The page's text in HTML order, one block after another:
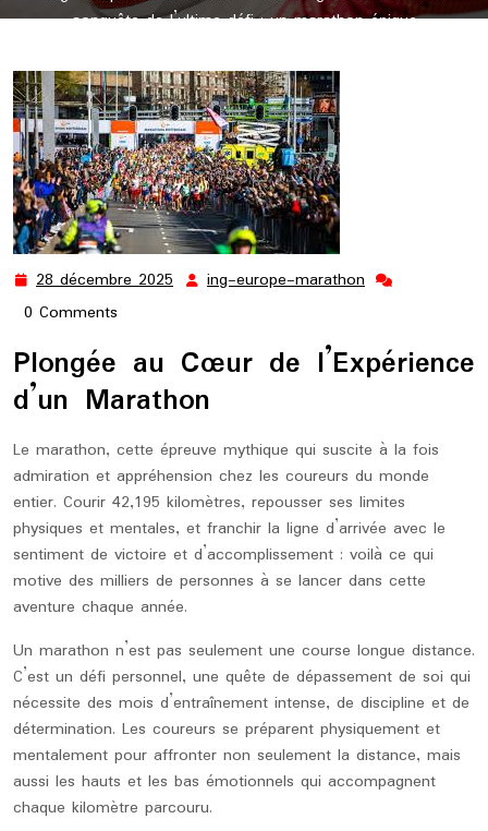
conquête de l’ultime défi : un marathon épique
28 décembre 2025 28 ing-europe-marathon ing-
0 Comments
Plongée au Cœur de l’Expérience
d’un Marathon
Le marathon, cette épreuve mythique qui suscite à la fois
admiration et appréhension chez les coureurs du monde
entier. Courir 42,195 kilomètres, repousser ses limites
physiques et mentales, et franchir la ligne d’arrivée avec le
sentiment de victoire et d’accomplissement : voilà ce qui
motive des milliers de personnes à se lancer dans cette
aventure chaque année.
Un marathon n’est pas seulement une course longue distance.
C’est un défi personnel, une quête de dépassement de soi qui
nécessite des mois d’entraînement intense, de discipline et de
détermination. Les coureurs se préparent physiquement et
mentalement pour affronter non seulement la distance, mais
aussi les hauts et les bas émotionnels qui accompagnent
chaque kilomètre parcouru.